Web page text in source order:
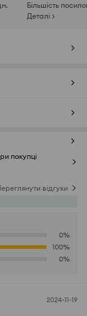
Більшість
Деталі >
покупці
відгуки
0%
100%
0%
2024-11-19